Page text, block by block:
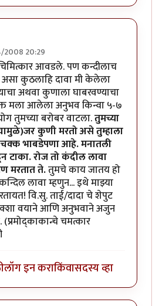
2008 20:29
आवडले. पण कन्दीलाच
कुठलाहि दावा मी केलेला
अथवा कुणाला घाबरवण्याचा
मला आलेला अनुभव किन्वा ५-७
तुमच्या बरोबर वाटला.तुमच्या
कुणी मरतो असे तुम्हाला
भाबडेपणा आहे. मनातली
रोज तो कंदील लावा
मरतात ते.तुमचे काय जातय हो
लावा म्हणुन... इथे माझ्या
वि.सु. ताई/दादा चे शेपुट
वयाने आणि अनुभवाने अजुन
चमत्कार
लॉग इन कराकिंवासदस्य व्हा